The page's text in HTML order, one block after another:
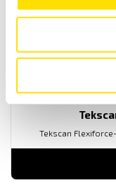
Tekscan